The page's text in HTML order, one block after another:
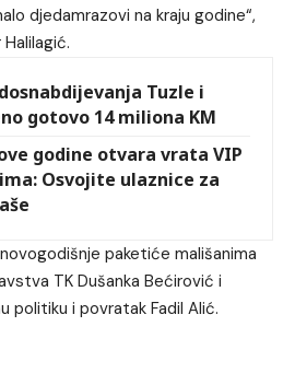
djedamrazovi na kraju godine“,
Tuzle i
gotovo 14 miliona KM
godine otvara vrata VIP
Osvojite ulaznice za
paketiće mališanima
TK Dušanka Bećirović i
politiku i povratak Fadil Alić.